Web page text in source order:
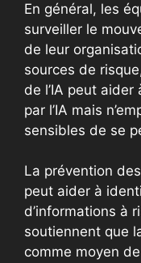
En général, les
surveiller le
de leur
sources de
de l’IA peut
par l’IA mais
sensibles de se
La prévention
peut aider à
d’informations à
soutiennent que
comme moyen